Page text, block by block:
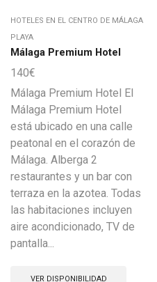
HOTELES EN EL CENTRO DE MÁLAGA
PLAYA
Málaga Premium Hotel
140€
Málaga Premium Hotel El
Málaga Premium Hotel
está ubicado en una calle
peatonal en el corazón de
Málaga. Alberga 2
restaurantes y un bar con
terraza en la azotea. Todas
las habitaciones incluyen
aire acondicionado, TV de
pantalla...
VER DISPONIBILIDAD